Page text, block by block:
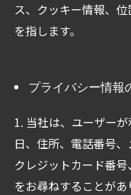
ス、クッキー情報、
を指します。
プライバシー情報
1. 当社は、ユーザー
日、住所、電話番号、
クレジットカード番
をお尋ねすることが